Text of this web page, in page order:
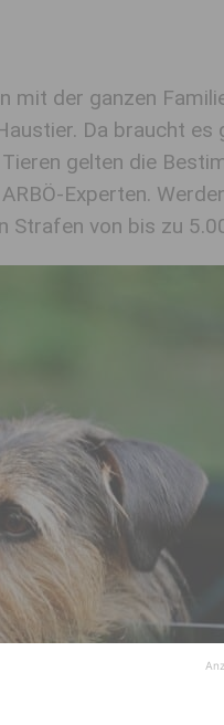
mit der ganzen
Da braucht es
gelten die
Experten.
Strafen von bis zu